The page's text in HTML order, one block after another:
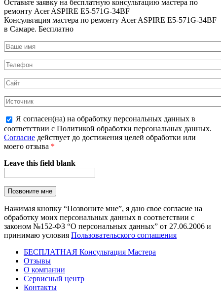
Оставьте заявку на бесплатную консультацию мастера по
ремонту Acer ASPIRE E5-571G-34BF
Консультация мастера по ремонту Acer ASPIRE E5-571G-34BF
в Самаре. Бесплатно
Я согласен(на) на обработку персональных данных в
соответствии с Политикой обработки персональных данных.
Согласие действует до достижения целей обработки или
моего отзыва *
Leave this field blank
Нажимая кнопку “Позвоните мне”, я даю свое согласие на
обработку моих персональных данных в соответствии с
законом №152-ФЗ “О персональных данных” от 27.06.2006 и
принимаю условия Пользовательского соглашения
БЕСПЛАТНАЯ Консультация Мастера
Отзывы
О компании
Сервисный центр
Контакты